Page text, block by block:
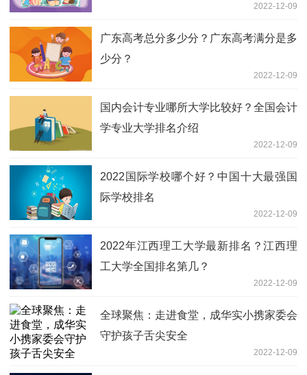
2022-12-09
广东高考总分多少分？广东高考满分是多
少分？
2022-12-09
国内会计专业哪所大学比较好？全国会计
学专业大学排名介绍
2022-12-09
2022国际学校哪个好？中国十大最强国
际学校排名
2022-12-09
2022年江西理工大学最新排名？江西理
工大学全国排名第几？
2022-12-09
全球聚焦：走进食堂，成华实小携家委会
守护孩子舌尖安全
2022-12-09